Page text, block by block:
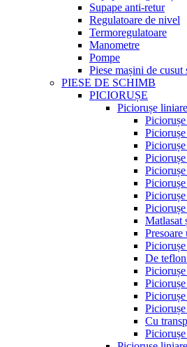
Supape anti-retur
Regulatoare de nivel
Termoregulatoare
Manometre
Pompe
Piese mașini de cusut
PIESE DE SCHIMB
PICIORUȘE
Piciorușe
Matlasat
Presoare
De
Cu